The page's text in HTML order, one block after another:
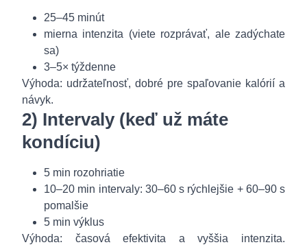
25–45 minút
mierna intenzita (viete rozprávať, ale zadýchate
sa)
3–5× týždenne
Výhoda: udržateľnosť, dobré pre spaľovanie kalórií a
návyk.
2) Intervaly (keď už máte
kondíciu)
5 min rozohriatie
10–20 min intervaly: 30–60 s rýchlejšie + 60–90 s
pomalšie
5 min výklus
Výhoda: časová efektivita a vyššia intenzita.